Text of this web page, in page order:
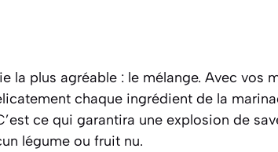
la plus agréable : le mélange. Avec vos
chaque ingrédient de la
ce qui garantira une explosion de
légume ou fruit nu.